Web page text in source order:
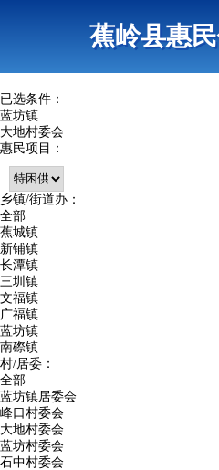
蕉岭县惠
已选条件：
蓝坊镇
大地村委会
惠民项目：
乡镇/街道办：
全部
蕉城镇
新铺镇
长潭镇
三圳镇
文福镇
广福镇
蓝坊镇
南磜镇
村/居委：
全部
蓝坊镇居委会
峰口村委会
大地村委会
蓝坊村委会
石中村委会